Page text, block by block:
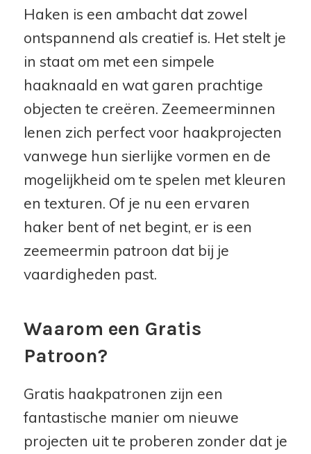
Haken is een ambacht dat zowel
ontspannend als creatief is. Het stelt je
in staat om met een simpele
haaknaald en wat garen prachtige
objecten te creëren. Zeemeerminnen
lenen zich perfect voor haakprojecten
vanwege hun sierlijke vormen en de
mogelijkheid om te spelen met kleuren
en texturen. Of je nu een ervaren
haker bent of net begint, er is een
zeemeermin patroon dat bij je
vaardigheden past.
Waarom een Gratis
Patroon?
Gratis haakpatronen zijn een
fantastische manier om nieuwe
projecten uit te proberen zonder dat je